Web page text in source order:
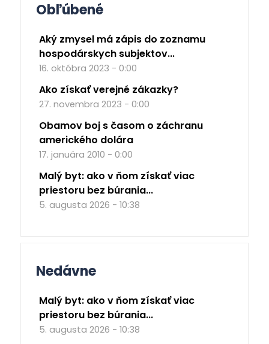
Obľúbené
Aký zmysel má zápis do zoznamu
hospodárskych subjektov...
16. októbra 2023 - 0:00
Ako získať verejné zákazky?
27. novembra 2023 - 0:00
Obamov boj s časom o záchranu
amerického dolára
17. januára 2010 - 0:00
Malý byt: ako v ňom získať viac
priestoru bez búrania...
5. augusta 2026 - 10:38
Nedávne
Malý byt: ako v ňom získať viac
priestoru bez búrania...
5. augusta 2026 - 10:38